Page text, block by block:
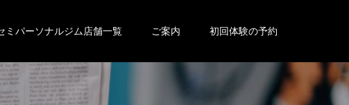
ミパーソナルジム店舗一覧 ご案内 初回体験の予約